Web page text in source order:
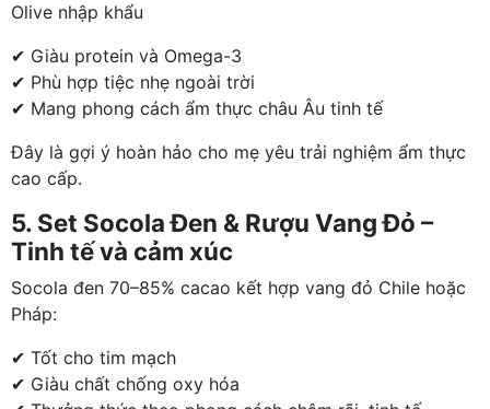
Olive nhập khẩu
✔ Giàu protein và Omega-3
✔ Phù hợp tiệc nhẹ ngoài trời
✔ Mang phong cách ẩm thực châu Âu tinh tế
Đây là gợi ý hoàn hảo cho mẹ yêu trải nghiệm ẩm thực
cao cấp.
5. Set Socola Đen & Rượu Vang Đỏ –
Tinh tế và cảm xúc
Socola đen 70–85% cacao kết hợp vang đỏ Chile hoặc
Pháp:
✔ Tốt cho tim mạch
✔ Giàu chất chống oxy hóa